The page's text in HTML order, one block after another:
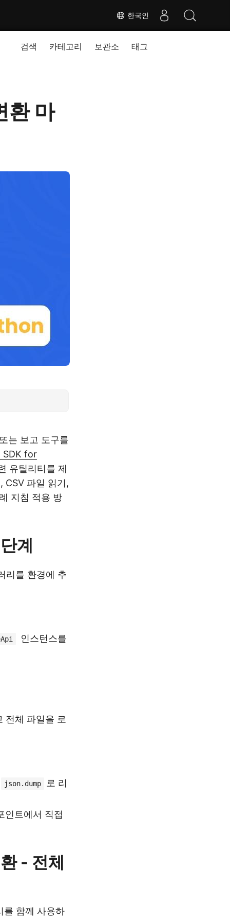
한국인
검색 카테고리 보관소 태그
환 마
는 보고 도구를
SDK for
유틸리티를 제
CSV 파일 읽기,
지침 적용 방
계
리를 환경에 추
인스턴스를
전체 파일을 로
json.dump
로 리
인트에서 직접
- 전체
를 함께 사용하